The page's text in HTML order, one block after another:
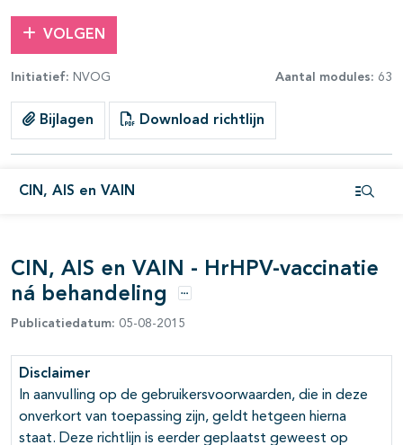
VOLGEN
Initiatief: NVOG Aantal modules: 63
Bijlagen Download richtlijn
CIN, AIS en VAIN
open- en dichtklappen
open- en dichtklappen
open- en dichtklappen
open- en dichtklappen
open- en dichtklappen
CIN, AIS en VAIN - HrHPV-vaccinatie
ná behandeling
Opties
Publicatiedatum: 05-08-2015
Disclaimer
In aanvulling op de gebruikersvoorwaarden, die in deze
onverkort van toepassing zijn, geldt hetgeen hierna
staat. Deze richtlijn is eerder geplaatst geweest op